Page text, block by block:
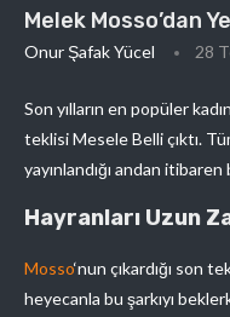
Melek Mosso’dan
Onur Şafak Yücel 28
Son yılların en popüler
teklisi Mesele Belli çıktı.
yayınlandığı andan
Hayranları Uzun
Mosso‘nun çıkardığı son
heyecanla bu şarkıyı